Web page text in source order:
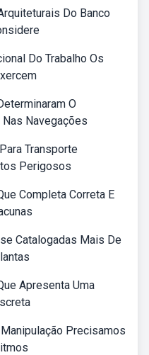
Do Banco
Do Trabalho Os
O
Navegações
Transporte
Perigosos
Completa Correta E
Catalogadas Mais De
Apresenta Uma
Precisamos